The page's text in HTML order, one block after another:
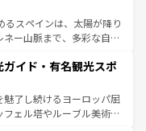
景やアマルフィ海岸の絶
観光の合間には、本場の
ア料理を堪能することも
れない旅をしてみよう！
るスペインは、太陽が降り
ー山脈まで、多彩な自然
なフラメンコ、熱気あふ
が生活の一部となってい
雰囲気や、バルセロナの
は古代ローマ遺跡や中世
イド・有名観光スポ
了し続けるヨーロッパ屈
ェル塔やルーブル美術館